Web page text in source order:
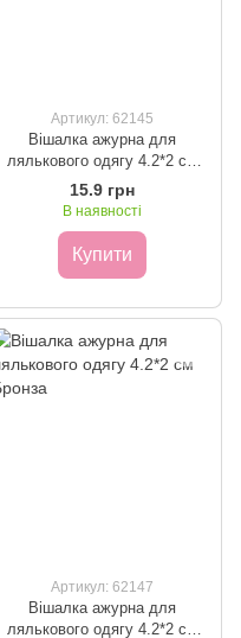
Артикул: 62145
Вішалка ажурна для
лялькового одягу 4.2*2 см
Золото
15.9 грн
В наявності
Купити
Артикул: 62147
Вішалка ажурна для
лялькового одягу 4.2*2 см